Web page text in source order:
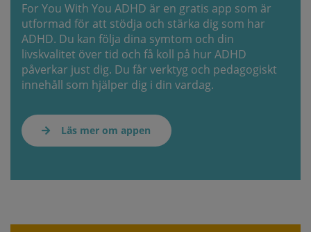
For You With You ADHD är en gratis app som är
utformad för att stödja och stärka dig som har
ADHD. Du kan följa dina symtom och din
livskvalitet över tid och få koll på hur ADHD
påverkar just dig. Du får verktyg och pedagogiskt
innehåll som hjälper dig i din vardag.
Läs mer om appen